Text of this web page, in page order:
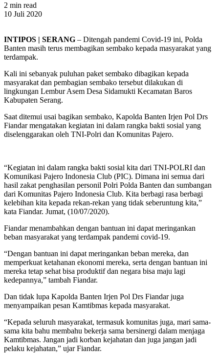
2 min read
10 Juli 2020
INTIPOS | SERANG – Ditengah pandemi Covid-19 ini, Polda
Banten masih terus membagikan sembako kepada masyarakat yang
terdampak.
Kali ini sebanyak puluhan paket sembako dibagikan kepada
masyarakat dan pembagian sembako tersebut dilakukan di
lingkungan Lembur Asem Desa Sidamukti Kecamatan Baros
Kabupaten Serang.
Saat ditemui usai bagikan sembako, Kapolda Banten Irjen Pol Drs
Fiandar mengatakan kegiatan ini dalam rangka bakti sosial yang
diselenggarakan oleh TNI-Polri dan Komunitas Pajero.
“Kegiatan ini dalam rangka bakti sosial kita dari TNI-POLRI dan
Komunikasi Pajero Indonesia Club (PIC). Dimana ini semua dari
hasil zakat penghasilan personil Polri Polda Banten dan sumbangan
dari Komunitas Pajero Indonesia Club. Kita berbagi rasa berbagi
kelebihan kita kepada rekan-rekan yang tidak seberuntung kita,”
kata Fiandar. Jumat, (10/07/2020).
Fiandar menambahkan dengan bantuan ini dapat meringankan
beban masyarakat yang terdampak pandemi covid-19.
“Dengan bantuan ini dapat meringankan beban mereka, dan
memperkuat ketahanan ekonomi mereka, serta dengan bantuan ini
mereka tetap sehat bisa produktif dan negara bisa maju lagi
kedepannya,” tambah Fiandar.
Dan tidak lupa Kapolda Banten Irjen Pol Drs Fiandar juga
menyampaikan pesan Kamtibmas kepada masyarakat.
“Kepada seluruh masyarakat, termasuk komunitas juga, mari sama-
sama kita bahu membahu bekerja sama bersinergi dalam menjaga
Kamtibmas. Jangan jadi korban kejahatan dan juga jangan jadi
pelaku kejahatan,” ujar Fiandar.